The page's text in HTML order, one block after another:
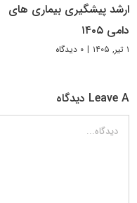
ارشد پیشگیری بیماری های
دامی ۱۴۰۵
۱ تیر, ۱۴۰۵ | ۰ دیدگاه
Leave A دیدگاه
دیدگاه